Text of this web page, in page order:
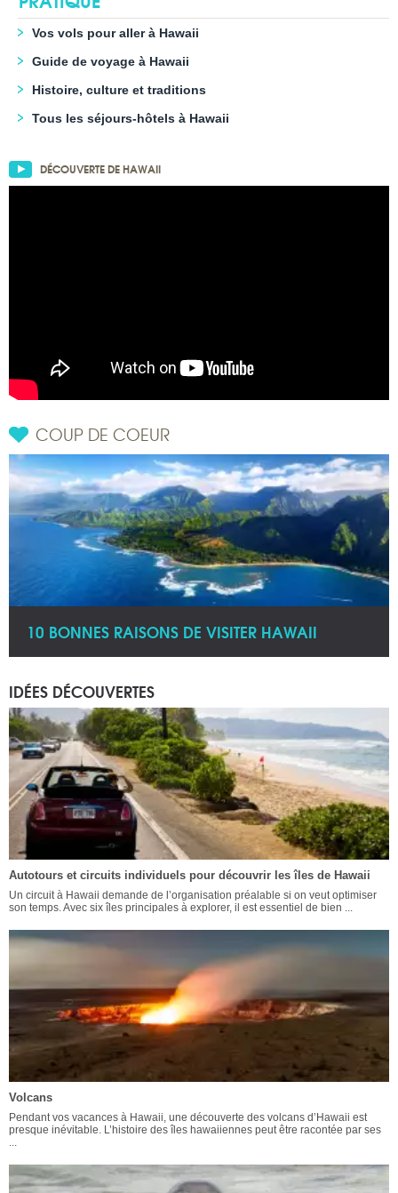
Vos vols pour aller à Hawaii
Guide de voyage à Hawaii
Histoire, culture et traditions
Tous les séjours-hôtels à Hawaii
DÉCOUVERTE DE HAWAII
COUP DE COEUR
10 BONNES RAISONS DE VISITER HAWAII
IDÉES DÉCOUVERTES
Autotours et circuits individuels pour découvrir les îles de Hawaii
Un circuit à Hawaii demande de l’organisation préalable si on veut optimiser
son temps. Avec six îles principales à explorer, il est essentiel de bien ...
Volcans
Pendant vos vacances à Hawaii, une découverte des volcans d’Hawaii est
presque inévitable. L’histoire des îles hawaiiennes peut être racontée par ses
...